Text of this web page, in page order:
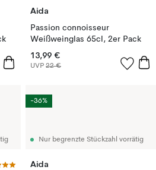
Aida
Passion connoisseur
Weißweinglas 65cl, 2er Pack
13,99 €
UVP 22 €
Nur begrenzte Stückzahl vorrätig
Aida
-36%